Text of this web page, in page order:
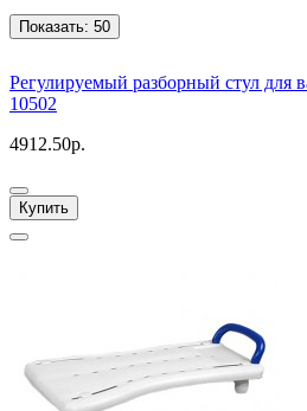
Показать: 50
Регулируемый разборный стул
10502
4912.50р.
Купить